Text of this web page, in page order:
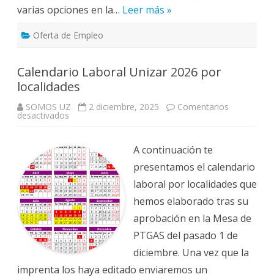
varias opciones en la… Leer más »
Oferta de Empleo
Calendario Laboral Unizar 2026 por
localidades
SOMOS UZ 2 diciembre, 2025 Comentarios
desactivados
2026
por
localidades
A continuación te
presentamos el calendario
laboral por localidades que
hemos elaborado tras su
aprobación en la Mesa de
PTGAS del pasado 1 de
diciembre. Una vez que la
imprenta los haya editado enviaremos un